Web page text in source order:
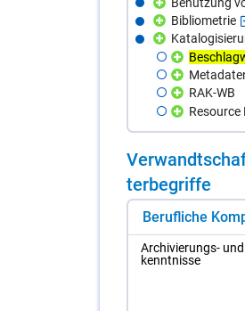
Bibliometrie
RAK-WB
Resource
ter­be­grif­fe
Berufliche
Ar­chi­vie­rungs-
kennt­nis­se